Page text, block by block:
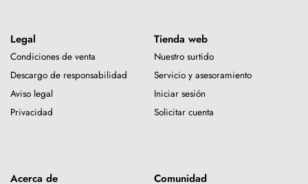
Legal
Condiciones de venta
Descargo de responsabilidad
Aviso legal
Privacidad
Tienda web
Nuestro surtido
Servicio y asesoramiento
Iniciar sesión
Solicitar cuenta
Acerca de Comunidad